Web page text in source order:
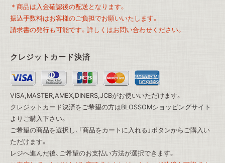
＊商品は入金確認後の配送となります。
振込手数料はお客様のご負担でお願いいたします。
請求書の発行も可能です。詳しくはお問い合わせください。
クレジットカード決済
VISA,MASTER,AMEX,DINERS,JCBがお使いいただけます。
クレジットカード決済をご希望の方はBLOSSOMショッピングサイト
よりご購入下さい。
ご希望の商品を選択し、「商品をカートに入れる」ボタンからご購入い
ただけます。
レジへ進んだ後、ご希望のお支払い方法が選択できます。